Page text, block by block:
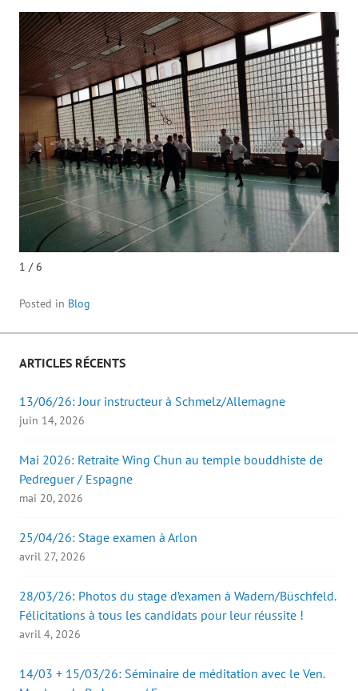
1 / 6
Posted in Blog
ARTICLES RÉCENTS
13/06/26: Jour instructeur à Schmelz/Allemagne
juin 14, 2026
Mai 2026: Retraite Wing Chun au temple bouddhiste de
Pedreguer / Espagne
mai 20, 2026
25/04/26: Stage examen à Arlon
avril 27, 2026
28/03/26: Photos du stage d’examen à Wadern/Büschfeld.
Félicitations à tous les candidats pour leur réussite !
avril 4, 2026
14/03 + 15/03/26: Séminaire de méditation avec le Ven.